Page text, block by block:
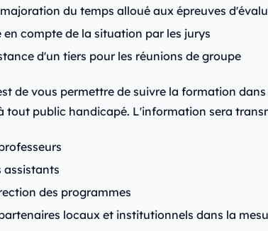
du temps alloué aux épreuves
en compte de la situation par les jurys
d'un tiers pour les réunions de groupe
de vous permettre de suivre la formation
tout public handicapé. L'information sera
assistants
des programmes
locaux et institutionnels dans la